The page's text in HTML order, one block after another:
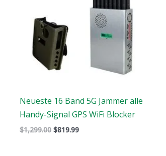
Neueste 16 Band 5G Jammer alle
Handy-Signal GPS WiFi Blocker
$1,299.00 $819.99